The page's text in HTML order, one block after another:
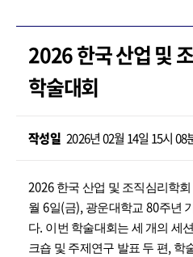
2026 한국 산업 및
학술대회
작성일 2026년 02월 14일 15시 08
2026 한국 산업 및 조직심리학
월 6일(금), 광운대학교 80주년
다. 이번 학술대회는 세 개의 세
크숍 및 주제연구 발표 두 편, 학